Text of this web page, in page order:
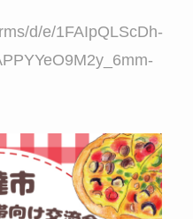
d/e/1FAIpQLScDh-